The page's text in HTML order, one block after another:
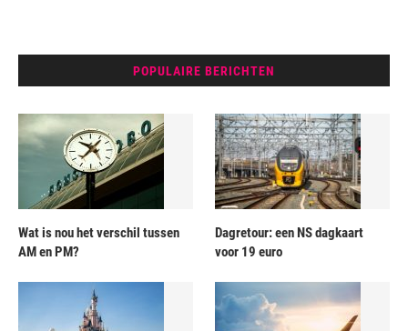
POPULAIRE BERICHTEN
Wat is nou het verschil tussen
AM en PM?
Dagretour: een NS dagkaart
voor 19 euro